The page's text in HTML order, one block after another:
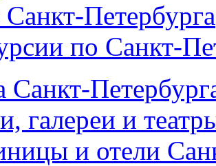
Петербурга
по Санкт-
Санкт-
галереи и
и отели